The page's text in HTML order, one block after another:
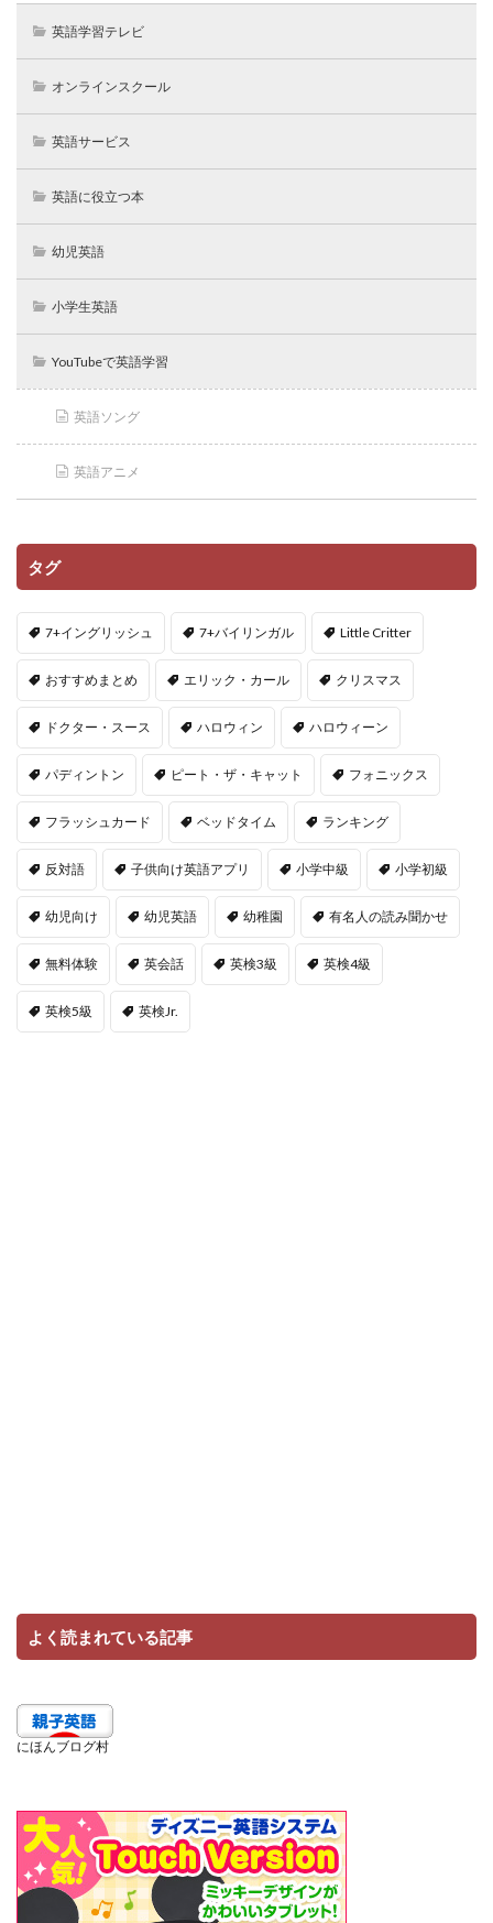
英語学習テレビ
オンラインスクール
英語サービス
英語に役立つ本
幼児英語
小学生英語
YouTubeで英語学習
英語ソング
英語アニメ
タグ
7+イングリッシュ 7+バイリンガル Little Critter
おすすめまとめ エリック・カール クリスマス
ドクター・スース ハロウィン ハロウィーン
パディントン ピート・ザ・キャット フォニックス
フラッシュカード ベッドタイム ランキング
反対語 子供向け英語アプリ 小学中級 小学初級
幼児向け 幼児英語 幼稚園 有名人の読み聞かせ
無料体験 英会話 英検3級 英検4級
英検5級 英検Jr.
よく読まれている記事
にほんブログ村